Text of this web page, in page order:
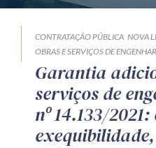
CONTRATAÇÃO PÚBLICA NOVA
OBRAS E SERVIÇOS DE
Garantia
serviços de
nº 14.133/